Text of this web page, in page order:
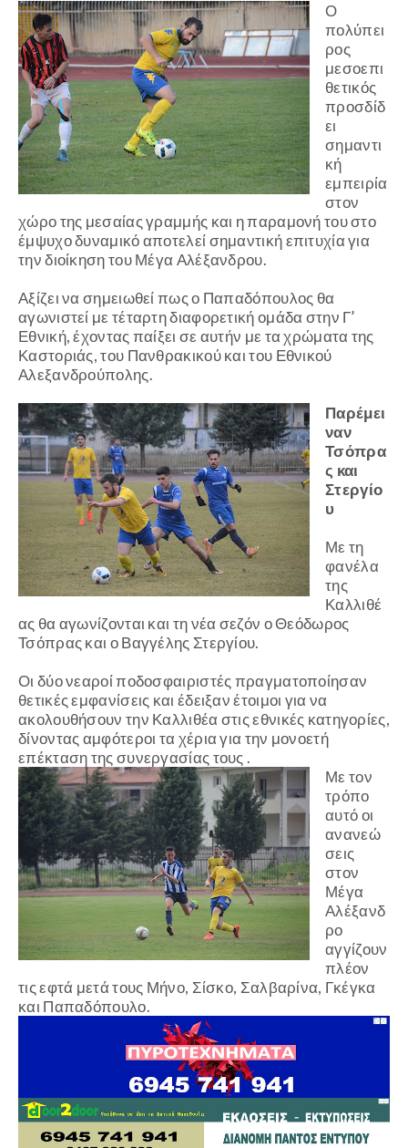
Ο
πολύπει
ρος
μεσοεπι
θετικός
προσδίδ
ει
σημαντι
κή
εμπειρία
στον
χώρο της μεσαίας γραμμής και η παραμονή του στο
έμψυχο δυναμικό αποτελεί σημαντική επιτυχία για
την διοίκηση του Μέγα Αλέξανδρου.
Αξίζει να σημειωθεί πως ο Παπαδόπουλος θα
αγωνιστεί με τέταρτη διαφορετική ομάδα στην Γ’
Εθνική, έχοντας παίξει σε αυτήν με τα χρώματα της
Καστοριάς, του Πανθρακικού και του Εθνικού
Αλεξανδρούπολης.
Παρέμει
ναν
Τσόπρα
ς και
Στεργίο
υ
Με τη
φανέλα
της
Καλλιθέ
ας θα αγωνίζονται και τη νέα σεζόν ο Θεόδωρος
Τσόπρας και ο Βαγγέλης Στεργίου.
Οι δύο νεαροί ποδοσφαιριστές πραγματοποίησαν
θετικές εμφανίσεις και έδειξαν έτοιμοι για να
ακολουθήσουν την Καλλιθέα στις εθνικές κατηγορίες,
δίνοντας αμφότεροι τα χέρια για την μονοετή
επέκταση της συνεργασίας τους .
Με τον
τρόπο
αυτό οι
ανανεώ
σεις
στον
Μέγα
Αλέξανδ
ρο
αγγίζουν
πλέον
τις εφτά μετά τους Μήνο, Σίσκο, Σαλβαρίνα, Γκέγκα
και Παπαδόπουλο.